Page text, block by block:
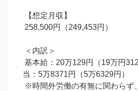
当：5万8371円（5万6329円）